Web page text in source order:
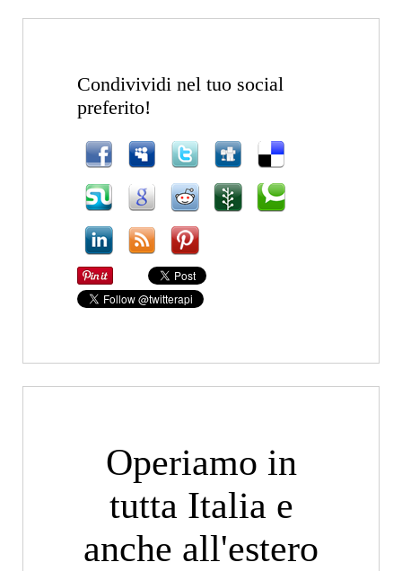
Condivividi nel tuo social
preferito!
Operiamo in
tutta Italia e
anche all'estero